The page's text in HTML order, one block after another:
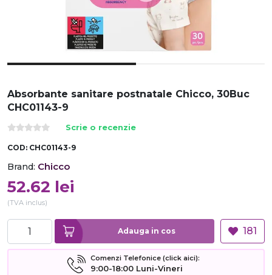
Absorbante sanitare postnatale Chicco, 30Buc
CHC01143-9
Scrie o recenzie
COD: CHC01143-9
Brand: Chicco
52.62 lei
(TVA inclus)
Adauga in cos 181
Comenzi Telefonice (click aici):
9:00-18:00 Luni-Vineri